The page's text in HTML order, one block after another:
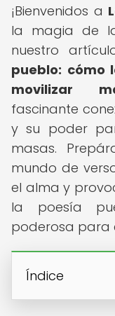
¡Bienvenidos a
la magia de
nuestro
pueblo: cómo
movilizar
fascinante
y su poder
masas.
mundo de
el alma y
la poesía
poderosa para
Índice